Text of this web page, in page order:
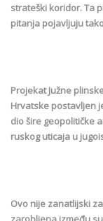
strateški koridor. Ta
pitanja pojavljuju
Projekat Južne
Hrvatske postavljen
dio šire geopolitičke
ruskog uticaja u
Ovo nije zanatlijski